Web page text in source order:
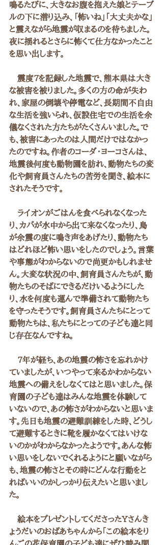
鳴るたびに、大きなお腹を抱えた娘とテーブ
ルの下に潜り込み、「怖いね」「大丈夫かな」
と震えながら地震が収まるのを待ちました。
夜に揺れるとさらに怖くて仕方なかったこと
を思い出します。
震度7を記録した地震で、熊本県は大き
な被害を被りました。多くの方の命が失わ
れ、家屋の倒壊や停電など、長期間不自由
な生活を強いられ、仮設住宅での生活を余
儀なくされた方たちがたくさんいました。で
も、被害にあったのは人間だけではなかっ
たのですね。作者のコーダ・ヨーコさんは、
地震後何度も動物園を訪れ、動物たちの変
化や飼育員さんたちの苦労を聞き、絵本に
されたそうです。
ライオンがごはんを食べられなくなった
り、カバが水中から出て来なくなったり、鳥
が余震の度に鳴き声をあげたり、動物たち
はどれほど怖い思いをしたのでしょう。言葉
や事態がわからないので尚更かもしれませ
ん。大変な状況の中、飼育員さんたちが、動
物たちのそばにできるだけいるようにした
り、水を何度も運んで準備されて動物たち
を守ったそうです。飼育員さんたちにとって
動物たちは、私たちにとっての子ども達と同
じ存在なんですね。
7年が経ち、あの地震の怖さを忘れかけ
ていましたが、いつやって来るかわからない
地震への備えをしなくてはと思いました。保
育園の子ども達はみんな地震を体験して
いないので、あの怖さがわからないと思いま
す。先日も地震の避難訓練をした時、どうし
て避難するときに靴を履かなくてはいけな
いのかがわからなかったようです。あんな怖
い思いをしないでくれるようにと願いながら
も、地震の怖さとその時にどんな行動をと
ればいいのかしっかり伝えたいと思いまし
た。
絵本をプレゼントしてくださったYさんき
ょうだいのおばあちゃんから「この絵本をり